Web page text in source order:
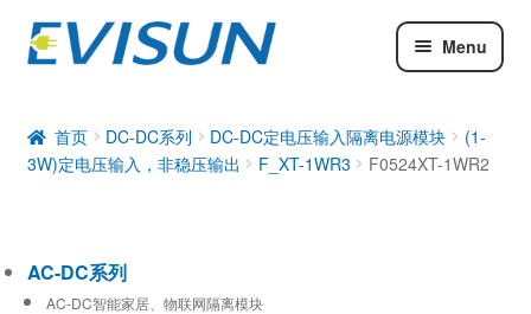
Menu
DC-DC系列
工业通信模块
首页 DC-DC系列 DC-DC定电压输入隔离电源模块
(1-
3W)定电压输入，非稳压输出
F_XT-1WR3 F0524XT-1WR2
AC-DC系列
AC-DC智能家居、物联网隔离模块